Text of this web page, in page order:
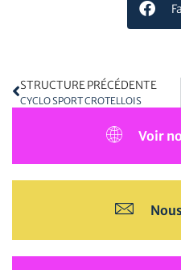
STRUCTURE PRÉCÉDENTE
CYCLO SPORT CROTELLOIS
Voir